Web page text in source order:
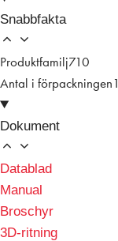
Snabbfakta
Produktfamilj710
Antal i förpackningen 1
Dokument
Datablad
Manual
Broschyr
3D-ritning